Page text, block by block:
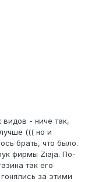
видов - ниче так,
((( но и
брать, что было.
фирмы Ziaja. По-
так его
за этими